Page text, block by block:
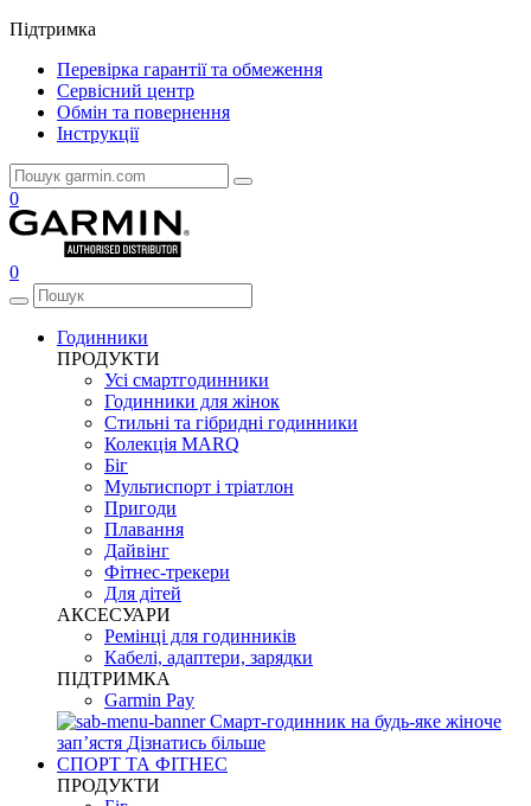
Підтримка
Перевірка гарантії та обмеження
Сервісний центр
Обмін та повернення
Інструкції
0
0
Годинники
ПРОДУКТИ
Усі смартгодинники
Годинники для жінок
Стильні та гібридні годинники
Колекція MARQ
Біг
Мультиспорт і тріатлон
Пригоди
Плавання
Дайвінг
Фітнес-трекери
Для дітей
АКСЕСУАРИ
Ремінці для годинників
Кабелі, адаптери, зарядки
ПІДТРИМКА
Garmin Pay
Смарт-годинник на будь-яке жіноче
запʼястя Дізнатись більше
СПОРТ ТА ФІТНЕС
ПРОДУКТИ